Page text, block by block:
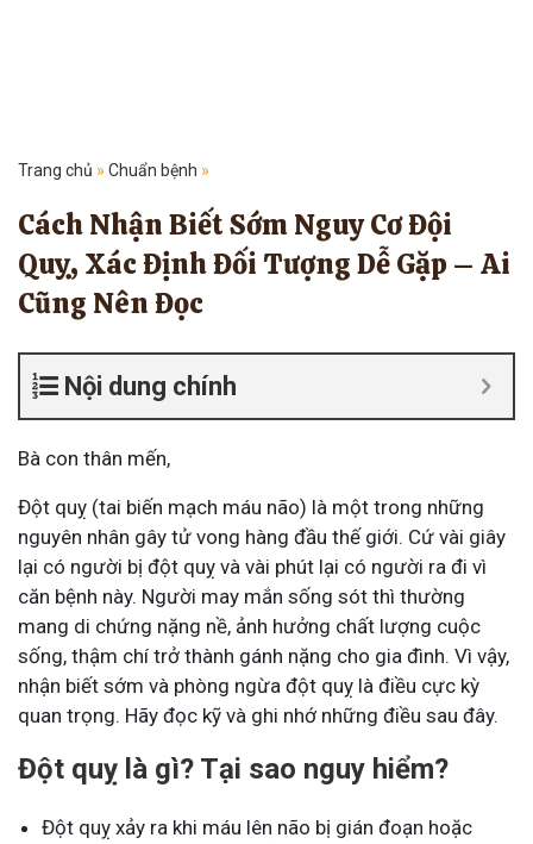
Trang chủ » Chuẩn bệnh »
Cách Nhận Biết Sớm Nguy Cơ Đội
Quỵ, Xác Định Đối Tượng Dễ Gặp – Ai
Cũng Nên Đọc
Nội dung chính
Bà con thân mến,
Đột quỵ (tai biến mạch máu não) là một trong những
nguyên nhân gây tử vong hàng đầu thế giới. Cứ vài giây
lại có người bị đột quỵ và vài phút lại có người ra đi vì
căn bệnh này. Người may mắn sống sót thì thường
mang di chứng nặng nề, ảnh hưởng chất lượng cuộc
sống, thậm chí trở thành gánh nặng cho gia đình. Vì vậy,
nhận biết sớm và phòng ngừa đột quỵ là điều cực kỳ
quan trọng. Hãy đọc kỹ và ghi nhớ những điều sau đây.
Đột quỵ là gì? Tại sao nguy hiểm?
Đột quỵ xảy ra khi máu lên não bị gián đoạn hoặc